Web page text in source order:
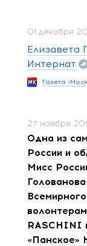
01 декабря
Елизавета
Интернат
Газета
27 ноября
Одна из
России и
Мисс
RASCHINI
«Панское»